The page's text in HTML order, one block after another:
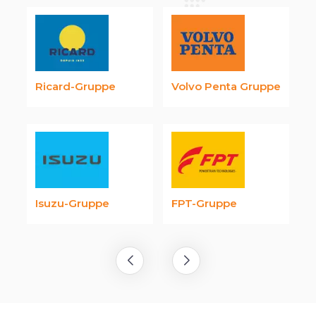
Ricard-Gruppe Volvo Penta Gruppe
Isuzu-Gruppe FPT-Gruppe